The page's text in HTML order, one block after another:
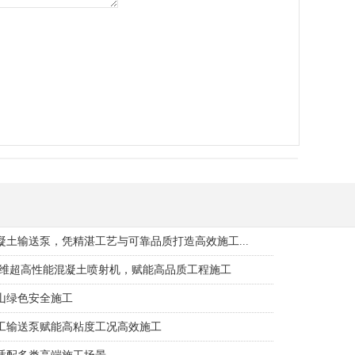
土输送泵，凭精湛工艺与可靠品质打造高效施工...
超高性能混凝土喷射机，赋能高品质工程施工
绿色安全施工
输送泵赋能高粘度工况高效施工